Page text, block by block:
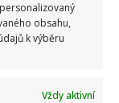
obsahu,
k výběru
Vždy aktivní